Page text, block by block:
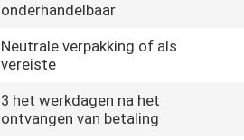
onderhandelbaar
Neutrale verpakking of als
vereiste
3 het werkdagen na het
ontvangen van betaling